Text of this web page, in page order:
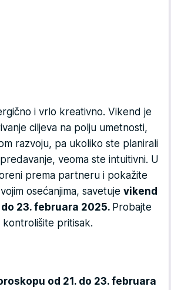
i vrlo kreativno. Vikend je
ciljeva na polju umetnosti,
razvoju, pa ukoliko ste planirali
veoma ste intuitivni. U
prema partneru i pokažite
osećanjima, savetuje vikend
23. februara 2025. Probajte
pritisak.
od 21. do 23. februara